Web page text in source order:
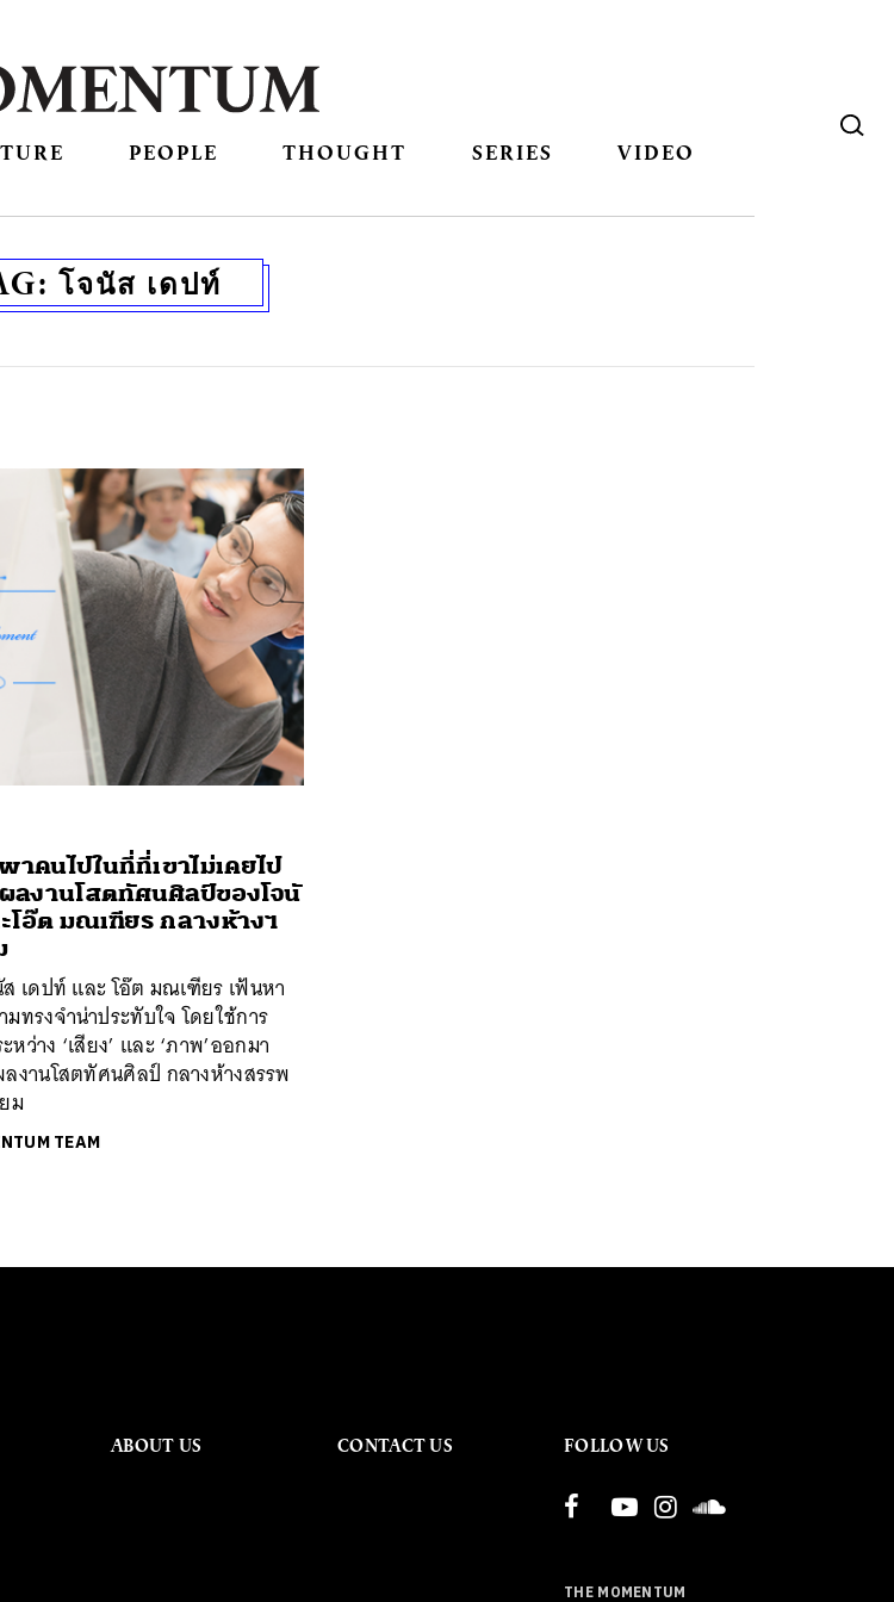
PEOPLE THOUGHT SERIES VIDEO
โจนัส เดปท์
าคนไปในที่ที่เขาไม่เคยไป
ลงานโสตทัศนศิลป์ของโจนั
โอ๊ต มณเฑียร กลางห้างฯ
เดปท์ และ โอ๊ต มณเฑียร เฟ้นหา
ทรงจำน่าประทับใจ โดยใช้การ
ว่าง ‘เสียง’ และ ‘ภาพ’ออกมา
งานโสตทัศนศิลป์ กลางห้างสรรพ
ม
TEAM
ABOUT US CONTACT US FOLLOW US
THE MOMENTUM